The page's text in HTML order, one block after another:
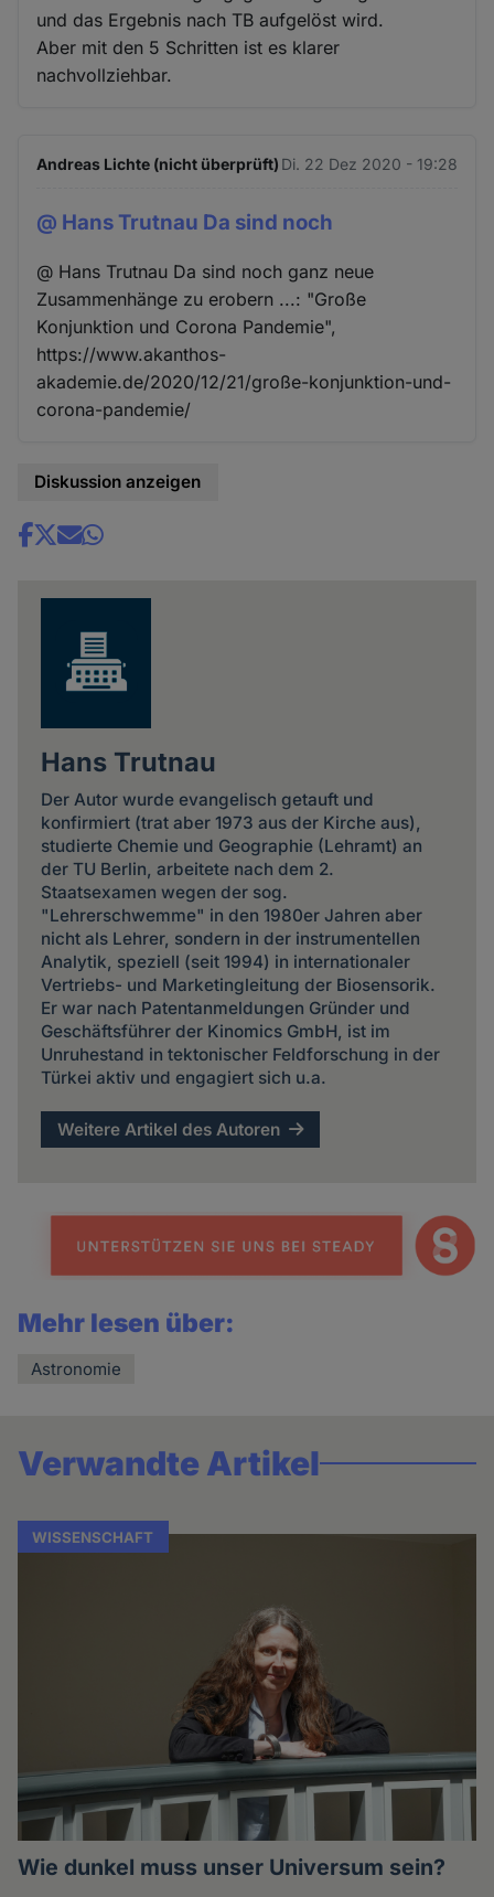
und das Ergebnis nach TB aufgelöst wird.
Aber mit den 5 Schritten ist es klarer
nachvollziehbar.
Andreas Lichte (nicht überprüft) Di. 22 Dez 2020 - 19:28
@ Hans Trutnau Da sind noch
@ Hans Trutnau Da sind noch ganz neue
Zusammenhänge zu erobern ...: "Große
Konjunktion und Corona Pandemie",
https://www.akanthos-
akademie.de/2020/12/21/große-konjunktion-und-
corona-pandemie/
Diskussion anzeigen
Share
Hans Trutnau
Der Autor wurde evangelisch getauft und
konfirmiert (trat aber 1973 aus der Kirche aus),
studierte Chemie und Geographie (Lehramt) an
der TU Berlin, arbeitete nach dem 2.
Staatsexamen wegen der sog.
"Lehrerschwemme" in den 1980er Jahren aber
nicht als Lehrer, sondern in der instrumentellen
Analytik, speziell (seit 1994) in internationaler
Vertriebs- und Marketingleitung der Biosensorik.
Er war nach Patentanmeldungen Gründer und
Geschäftsführer der Kinomics GmbH, ist im
Unruhestand in tektonischer Feldforschung in der
Türkei aktiv und engagiert sich u.a.
Weitere Artikel des Autoren
Mehr lesen über:
Astronomie
Verwandte Artikel
WISSENSCHAFT
Wie dunkel muss unser Universum sein?